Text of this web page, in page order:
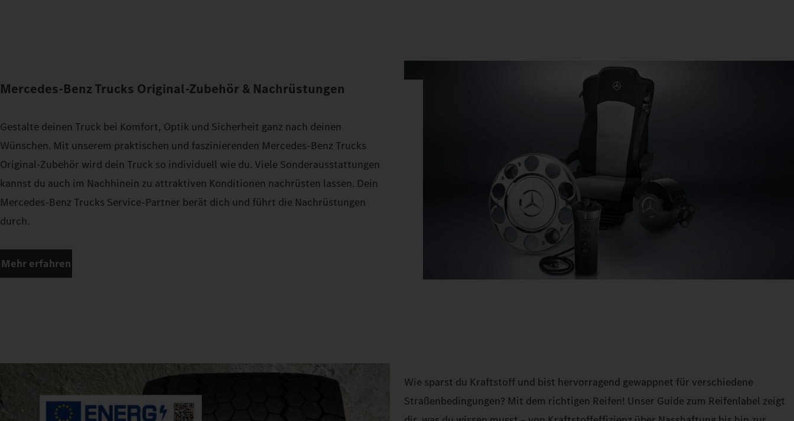
Mercedes‑Benz Trucks Original‑Zubehör & Nachrüstungen
Gestalte deinen Truck bei Komfort, Optik und Sicherheit ganz nach deinen
Wünschen. Mit unserem praktischen und faszinierenden Mercedes‑Benz Trucks
Original‑Zubehör wird dein Truck so individuell wie du. Viele Sonderausstattungen
kannst du auch im Nachhinein zu attraktiven Konditionen nachrüsten lassen. Dein
Mercedes‑Benz Trucks Service‑Partner berät dich und führt die Nachrüstungen
durch.
Mehr erfahren
Wie sparst du Kraftstoff und bist hervorragend gewappnet für verschiedene
Straßenbedingungen? Mit dem richtigen Reifen! Unser Guide zum Reifenlabel zeigt